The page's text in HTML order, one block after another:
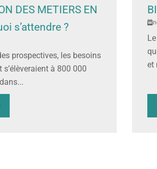
DES METIERS EN
s’attendre ?
prospectives, les besoins
s’élèveraient à 800 000
et